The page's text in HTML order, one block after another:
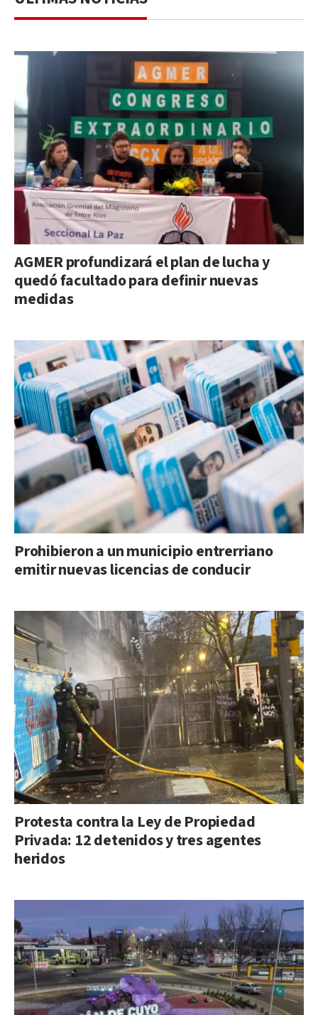
AGMER profundizará el plan de lucha y
quedó facultado para definir nuevas
medidas
Prohibieron a un municipio entrerriano
emitir nuevas licencias de conducir
Protesta contra la Ley de Propiedad
Privada: 12 detenidos y tres agentes
heridos